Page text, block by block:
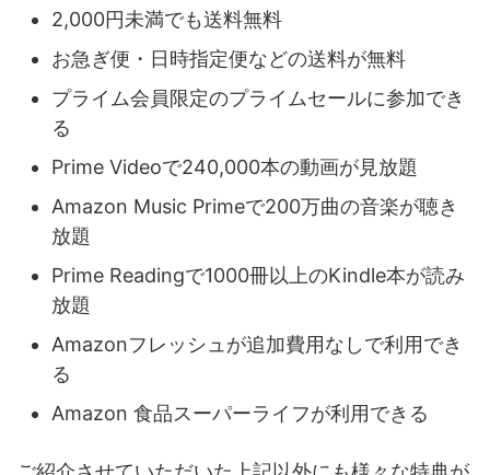
2,000円未満でも送料無料
お急ぎ便・日時指定便などの送料が無料
プライム会員限定のプライムセールに参加でき
る
Prime Videoで240,000本の動画が見放題
Amazon Music Primeで200万曲の音楽が聴き
放題
Prime Readingで1000冊以上のKindle本が読み
放題
Amazonフレッシュが追加費用なしで利用でき
る
Amazon 食品スーパーライフが利用できる